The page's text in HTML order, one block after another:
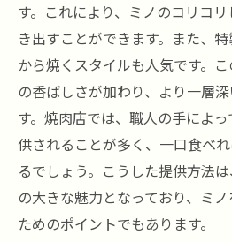
焼肉文化の進化と発展
焼肉ファンが語る未来
す。これにより、ミノのコリコ
き出すことができます。また、
から焼くスタイルも人気です。
の香ばしさが加わり、より一層
す。焼肉店では、職人の手によ
供されることが多く、一口食べ
るでしょう。こうした提供方法
の大きな魅力となっており、ミ
ためのポイントでもあります。